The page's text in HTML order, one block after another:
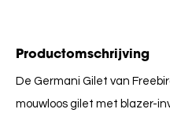
Productomschrijving
De Germani Gilet van
mouwloos gilet met blazer-